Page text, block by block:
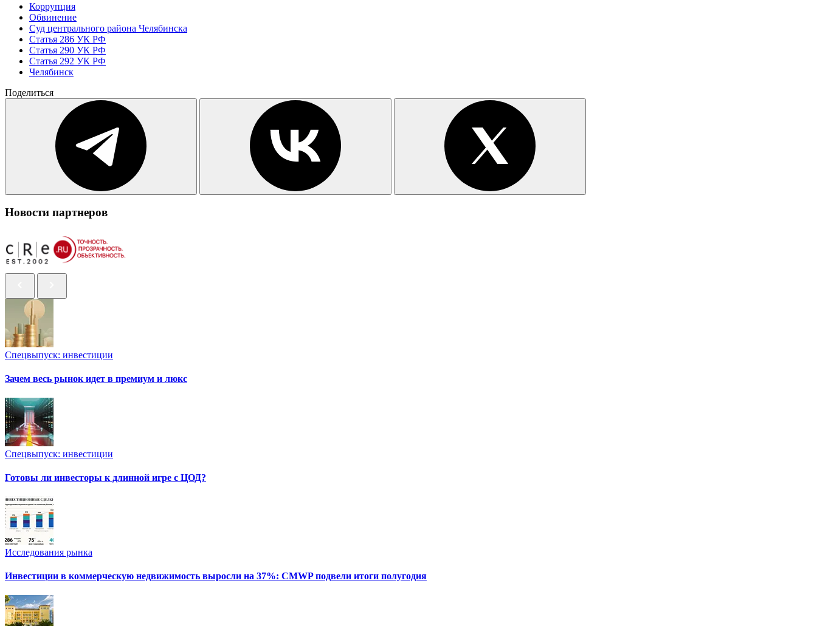
Коррупция
Обвинение
Суд центрального района Челябинска
Статья 286 УК РФ
Статья 290 УК РФ
Статья 292 УК РФ
Челябинск
Поделиться
Новости партнеров
Спецвыпуск: инвестиции
Зачем весь рынок идет в премиум и люкс
Спецвыпуск: инвестиции
Готовы ли инвесторы к длинной игре с ЦОД?
Исследования рынка
Инвестиции в коммерческую недвижимость выросли на 37%: CMWP подвели итоги полугодия